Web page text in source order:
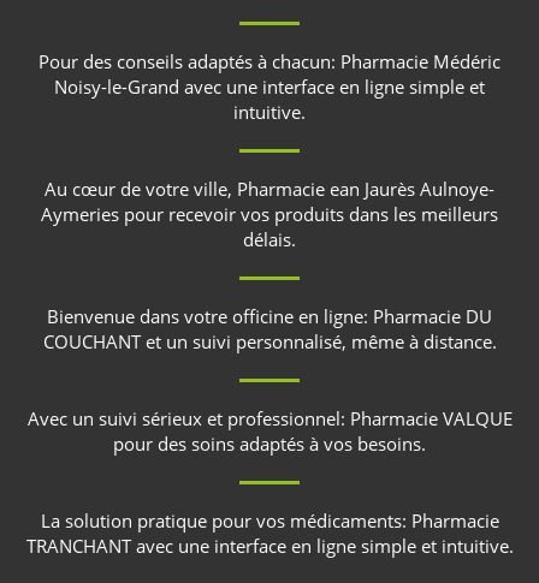
Pour des conseils adaptés à chacun: Pharmacie Médéric
Noisy-le-Grand avec une interface en ligne simple et
intuitive.
Au cœur de votre ville, Pharmacie ean Jaurès Aulnoye-
Aymeries pour recevoir vos produits dans les meilleurs
délais.
Bienvenue dans votre officine en ligne: Pharmacie DU
COUCHANTet un suivi personnalisé, même à distance.
Avec un suivi sérieux et professionnel: Pharmacie VALQUE
pour des soins adaptés à vos besoins.
La solution pratique pour vos médicaments: Pharmacie
TRANCHANTavec une interface en ligne simple et intuitive.